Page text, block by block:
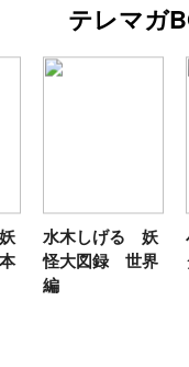
テレマガ
げる 妖
録 世界
小説 仮面
ダーガッ
ド Ｕｎｉ